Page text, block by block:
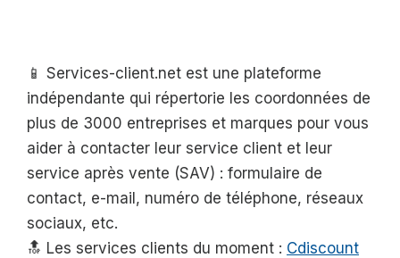
📱 Services-client.net est une plateforme
indépendante qui répertorie les coordonnées de
plus de 3000 entreprises et marques pour vous
aider à contacter leur service client et leur
service après vente (SAV) : formulaire de
contact, e-mail, numéro de téléphone, réseaux
sociaux, etc.
🔝 Les services clients du moment : Cdiscount